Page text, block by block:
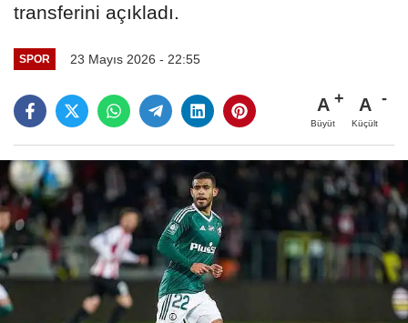
transferini açıkladı.
SPOR 23 Mayıs 2026 - 22:55
A
Büyüt
A
Küçült